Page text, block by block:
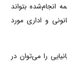
انجام‌شده بتواند
و اداری مورد
را می‌توان در